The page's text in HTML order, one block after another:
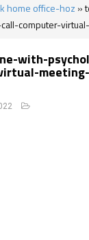
home office-hoz »
computer-
with-